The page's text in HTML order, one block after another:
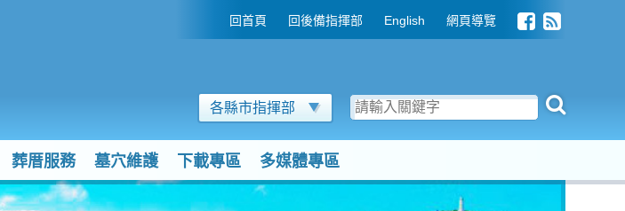
回首頁 回後備指揮部 English 網頁導覽
各縣市指揮部
葬厝服務 墓穴維護 下載專區 多媒體專區